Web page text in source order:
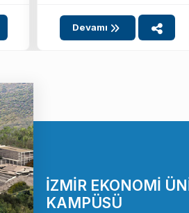
farklı konuda
yürüttükleri
Devamı
İZMİR EKONOMİ
KAMPÜSÜ